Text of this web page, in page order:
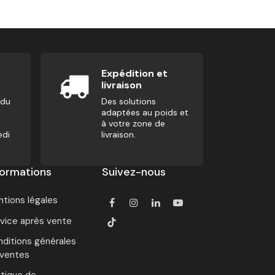
Expédition et
livraison
Des solutions
adaptées au poids et
à votre zone de
livraison.
légales
après vente
générales
Suivez-nous